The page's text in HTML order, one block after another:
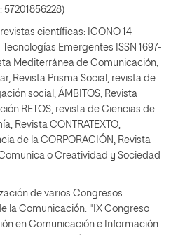
científicas: ICONO 14
Emergentes ISSN 1697-
Mediterránea de Comunicación,
Revista Prisma Social, revista de
social, ÁMBITOS, Revista
RETOS, revista de Ciencias de
Revista CONTRATEXTO,
de la CORPORACIÓN, Revista
o Creatividad y Sociedad
de varios Congresos
la Comunicación: "IX Congreso
en Comunicación e Información